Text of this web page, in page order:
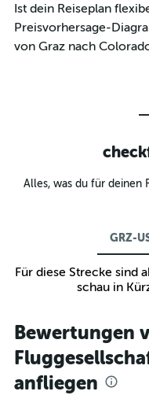
Ist dein Reiseplan
Preisvorhersage-
von Graz nach
Alles, was du für deinen
GRZ-
Für diese Strecke sind
schau in
Bewertungen
anfliegen